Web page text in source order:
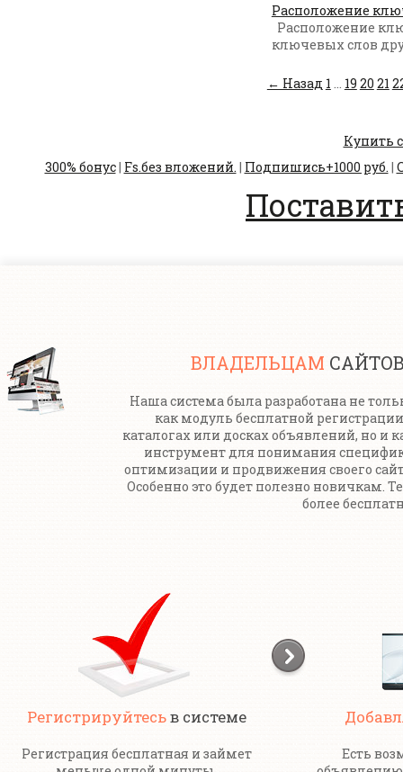
Расположение
Расположение
ключевых слов
← Назад 1 ... 19 20 21
Купить
300% бонус| Fs.без вложений. | Подпишись+1000 руб. |
ВЛАДЕЛЬЦАМ
Наша система была разработана не
как модуль бесплатной
каталогах или досках объявлений, но и
инструмент для понимания
оптимизации и продвижения своего
Особенно это будет полезно новичкам.
более
Регистрируйтесьв системе
Регистрация бесплатная и займет
Есть